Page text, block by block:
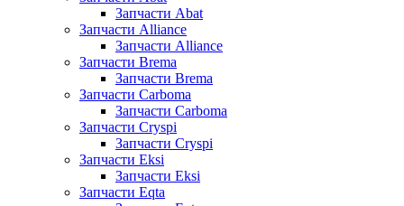
Запчасти Abat
Запчасти Alliance
Запчасти Alliance
Запчасти Brema
Запчасти Brema
Запчасти Carboma
Запчасти Carboma
Запчасти Cryspi
Запчасти Cryspi
Запчасти Eksi
Запчасти Eksi
Запчасти Eqta